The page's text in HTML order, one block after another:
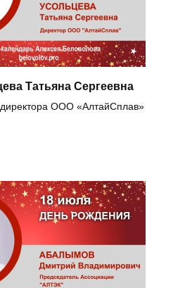
Татьяна Сергеевна
ООО «АлтайСплав»